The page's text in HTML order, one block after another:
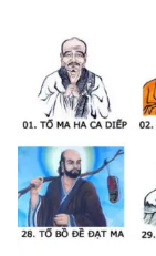
Vọng Thức
14 Tháng 9,
Giác Ngộ và
14 Tháng 9,
36 Vị Tổ sư